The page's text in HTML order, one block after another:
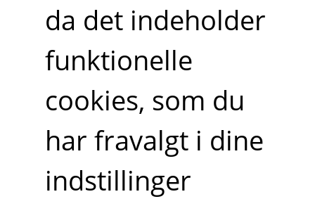
da det indeholder
funktionelle
cookies, som du
har fravalgt i dine
indstillinger